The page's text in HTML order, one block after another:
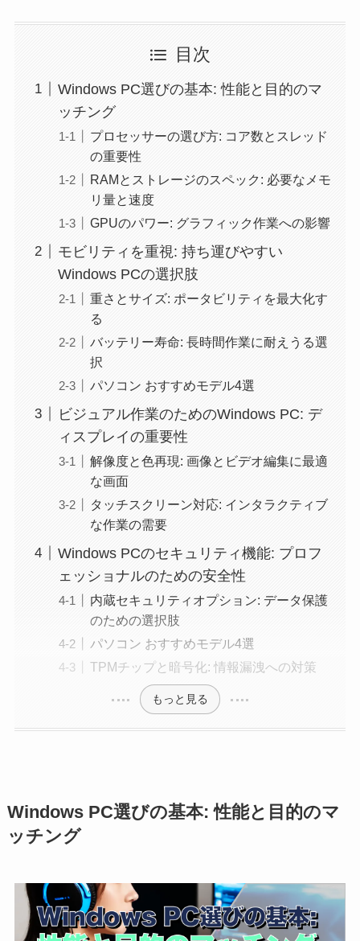
目次
Windows PC選びの基本: 性能と目的のマ
ッチング
プロセッサーの選び方: コア数とスレッド
の重要性
RAMとストレージのスペック: 必要なメモ
リ量と速度
GPUのパワー: グラフィック作業への影響
モビリティを重視: 持ち運びやすい
Windows PCの選択肢
重さとサイズ: ポータビリティを最大化す
る
バッテリー寿命: 長時間作業に耐えうる選
択
パソコン おすすめモデル4選
ビジュアル作業のためのWindows PC: デ
ィスプレイの重要性
解像度と色再現: 画像とビデオ編集に最適
な画面
タッチスクリーン対応: インタラクティブ
な作業の需要
Windows PCのセキュリティ機能: プロフ
ェッショナルのための安全性
内蔵セキュリティオプション: データ保護
のための選択肢
パソコン おすすめモデル4選
TPMチップと暗号化: 情報漏洩への対策
もっと見る
Windows PC選びの基本: 性能と目的のマ
ッチング